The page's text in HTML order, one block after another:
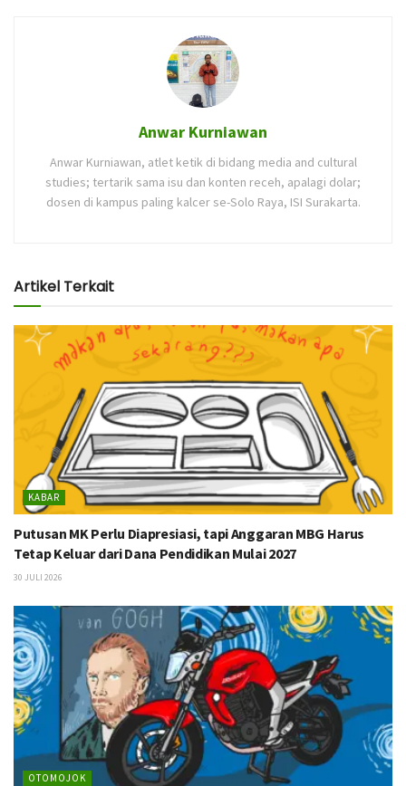
Anwar Kurniawan
Anwar Kurniawan, atlet ketik di bidang media and cultural
studies; tertarik sama isu dan konten receh, apalagi dolar;
dosen di kampus paling kalcer se-Solo Raya, ISI Surakarta.
Artikel Terkait
KABAR
Putusan MK Perlu Diapresiasi, tapi Anggaran MBG Harus
Tetap Keluar dari Dana Pendidikan Mulai 2027
30 JULI 2026
OTOMOJOK